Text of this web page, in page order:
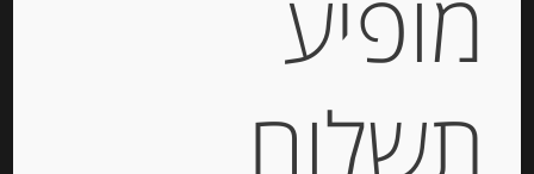
מרציפן פטל אדום בזיגוג סוכר ויאלוט
מופיע
תשלום